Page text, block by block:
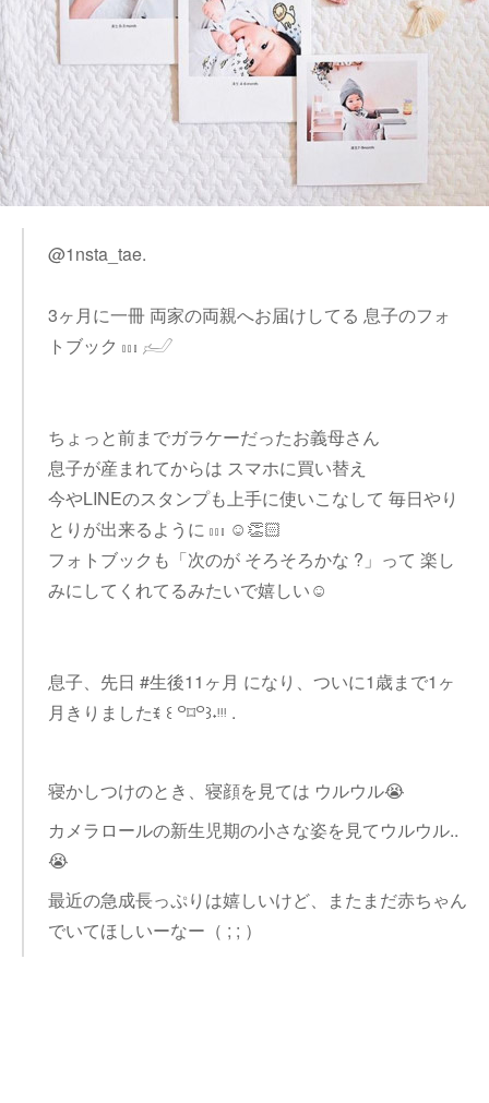
@1nsta_tae.
3ヶ月に一冊 両家の両親へお届けしてる 息子のフォ
トブック 𓏥 𓃈
ちょっと前までガラケーだったお義母さん
息子が産まれてからは スマホに買い替え
今やLINEのスタンプも上手に使いこなして 毎日やり
とりが出来るように 𓏥 ☺️👏🏻
フォトブックも「次のが そろそろかな ?」って 楽し
みにしてくれてるみたいで嬉しい☺︎
息子、先日 #生後11ヶ月 になり、ついに1歳まで1ヶ
月きりましたꉂ ꒰ ꒪⌑꒪꒱˖ᵎᵎᵎ .
寝かしつけのとき、寝顔を見ては ウルウル😭
カメラロールの新生児期の小さな姿を見てウルウル..
😭
最近の急成長っぷりは嬉しいけど、またまだ赤ちゃん
でいてほしいーなー（ ; ; ）